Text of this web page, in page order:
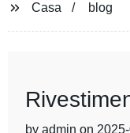
Casa blog
by admin on